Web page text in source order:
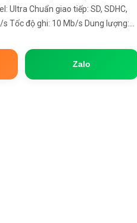
Ultra Chuẩn giao tiếp: SD, SDHC,
s Tốc độ ghi: 10 Mb/s Dung lượng:
Zalo